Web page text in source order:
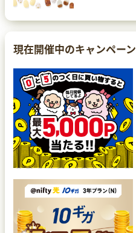
現在開催中のキャンペーン